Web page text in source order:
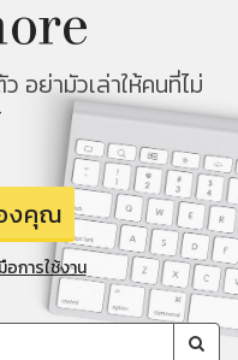
อย่ามัวเล่าให้คนที่ไม่
งคุณ
อการใช้งาน